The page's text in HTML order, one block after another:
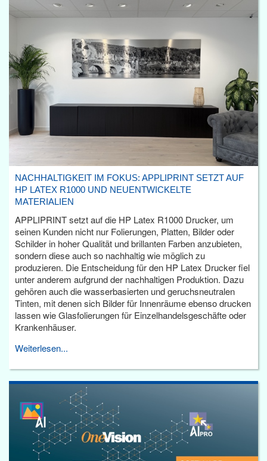
NACHHALTIGKEIT IM FOKUS: APPLIPRINT SETZT AUF
HP LATEX R1000 UND NEUENTWICKELTE
MATERIALIEN
APPLIPRINT setzt auf die HP Latex R1000 Drucker, um
seinen Kunden nicht nur Folierungen, Platten, Bilder oder
Schilder in hoher Qualität und brillanten Farben anzubieten,
sondern diese auch so nachhaltig wie möglich zu
produzieren. Die Entscheidung für den HP Latex Drucker fiel
unter anderem aufgrund der nachhaltigen Produktion. Dazu
gehören auch die wasserbasierten und geruchsneutralen
Tinten, mit denen sich Bilder für Innenräume ebenso drucken
lassen wie Glasfolierungen für Einzelhandelsgeschäfte oder
Krankenhäuser.
Weiterlesen...